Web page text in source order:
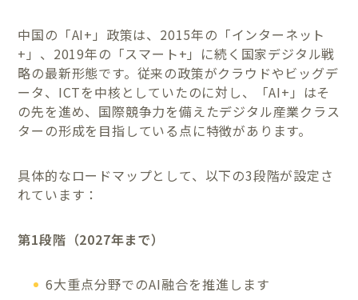
中国の「AI+」政策は、2015年の「インターネット
+」、2019年の「スマート+」に続く国家デジタル戦
略の最新形態です。従来の政策がクラウドやビッグデ
ータ、ICTを中核としていたのに対し、「AI+」はそ
の先を進め、国際競争力を備えたデジタル産業クラス
ターの形成を目指している点に特徴があります。
具体的なロードマップとして、以下の3段階が設定さ
れています：
第1段階（2027年まで）
6大重点分野でのAI融合を推進します